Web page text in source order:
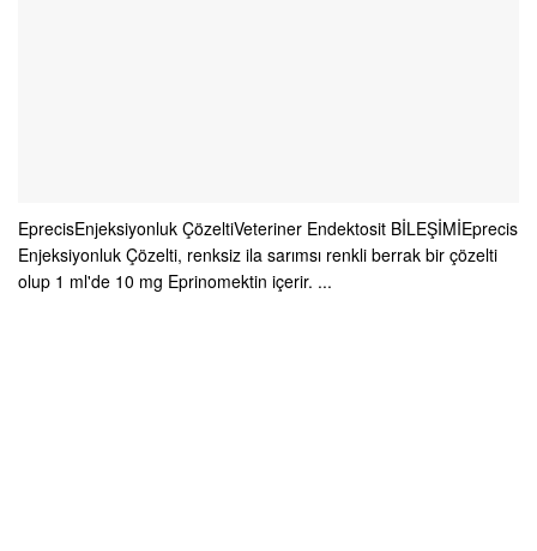
EprecisEnjeksiyonluk ÇözeltiVeteriner Endektosit BİLEŞİMİEprecis
Enjeksiyonluk Çözelti, renksiz ila sarımsı renkli berrak bir çözelti
olup 1 ml'de 10 mg Eprinomektin içerir. ...